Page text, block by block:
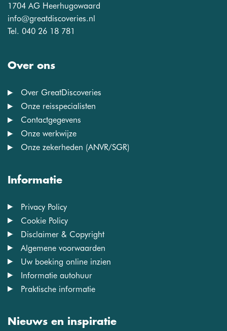
1704 AG Heerhugowaard
info@greatdiscoveries.nl
Tel. 040 26 18 781
Over ons
Over GreatDiscoveries
Onze reisspecialisten
Contactgegevens
Onze werkwijze
Onze zekerheden (ANVR/SGR)
Informatie
Privacy Policy
Cookie Policy
Disclaimer & Copyright
Algemene voorwaarden
Uw boeking online inzien
Informatie autohuur
Praktische informatie
Nieuws en inspiratie